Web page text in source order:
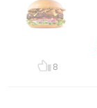
8